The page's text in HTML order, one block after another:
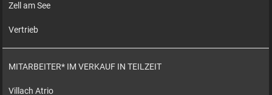
Zell am See
Vertrieb
MITARBEITER* IM VERKAUF IN TEILZEIT
Villach Atrio